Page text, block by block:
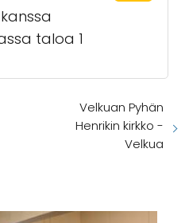
taloa 1
Velkuan Pyhän
Henrikin kirkko -
Velkua